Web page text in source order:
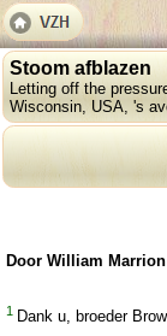
Stoom afblazen
Letting off the
Wisconsin, USA, 's
Door William
1
Dank u, broeder